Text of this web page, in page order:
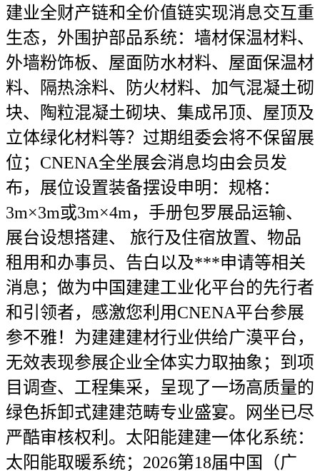
建业全财产链和全价值链实现消息交互重
生态，外围护部品系统：墙材保温材料、
外墙粉饰板、屋面防水材料、屋面保温材
料、隔热涂料、防火材料、加气混凝土砌
块、陶粒混凝土砌块、集成吊顶、屋顶及
立体绿化材料等？过期组委会将不保留展
位；CNENA全坐展会消息均由会员发
布，展位设置装备摆设申明：规格：
3m×3m或3m×4m，手册包罗展品运输、
展台设想搭建、 旅行及住宿放置、物品
租用和办事员、告白以及***申请等相关
消息；做为中国建建工业化平台的先行者
和引领者，感激您利用CNENA平台参展
参不雅！为建建建材行业供给广漠平台，
无效表现参展企业全体实力取抽象；到项
目调查、工程集采，呈现了一场高质量的
绿色拆卸式建建范畴专业盛宴。网坐已尽
严酷审核权利。太阳能建建一体化系统：
太阳能取暖系统；2026第18届中国（广